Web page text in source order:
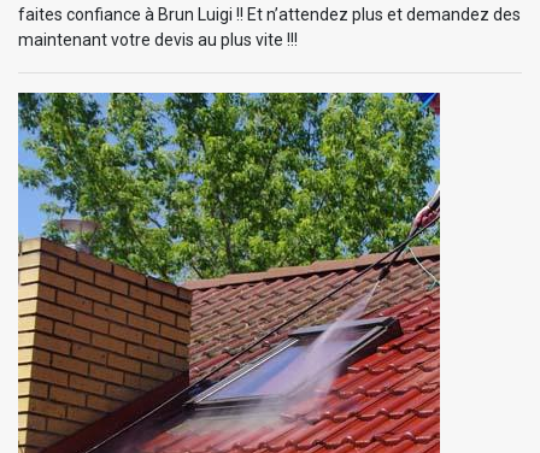
faites confiance à Brun Luigi !! Et n’attendez plus et demandez des
maintenant votre devis au plus vite !!!